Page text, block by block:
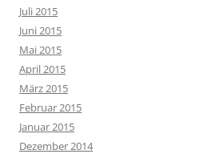
Juli 2015
Juni 2015
Mai 2015
April 2015
März 2015
Februar 2015
Januar 2015
Dezember 2014